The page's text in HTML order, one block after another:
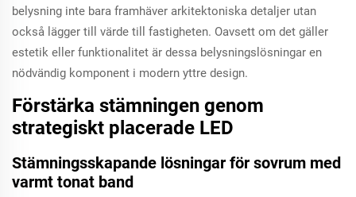
belysning inte bara framhäver arkitektoniska detaljer utan
också lägger till värde till fastigheten. Oavsett om det gäller
estetik eller funktionalitet är dessa belysningslösningar en
nödvändig komponent i modern yttre design.
Förstärka stämningen genom
strategiskt placerade LED
Stämningsskapande lösningar för sovrum med
varmt tonat band